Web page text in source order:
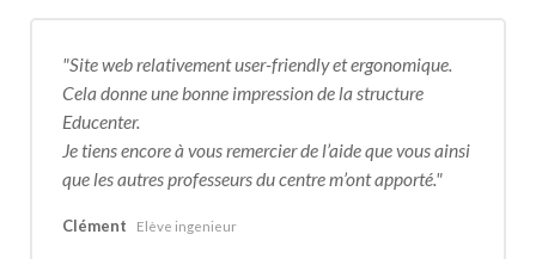
Site web relativement user-friendly et ergonomique.
Cela donne une bonne impression de la structure
Educenter.
Je tiens encore à vous remercier de l’aide que vous ainsi
que les autres professeurs du centre m’ont apporté.
Clément Elève ingenieur